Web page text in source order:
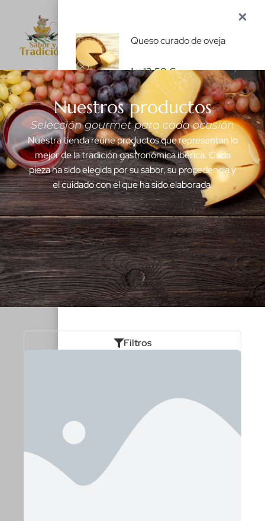
Queso curado de oveja
1 ×13,50€
Subtotal: 13,50€
Ver carrito
Finalizar compra
Nuestros productos
Selección gourmet para cada ocasión
Nuestra tienda reúne productos que representan lo
mejor de la tradición gastronómica ibérica. Cada
pieza ha sido elegida por su sabor, su procedencia y
el cuidado con el que ha sido elaborada.
Filtros